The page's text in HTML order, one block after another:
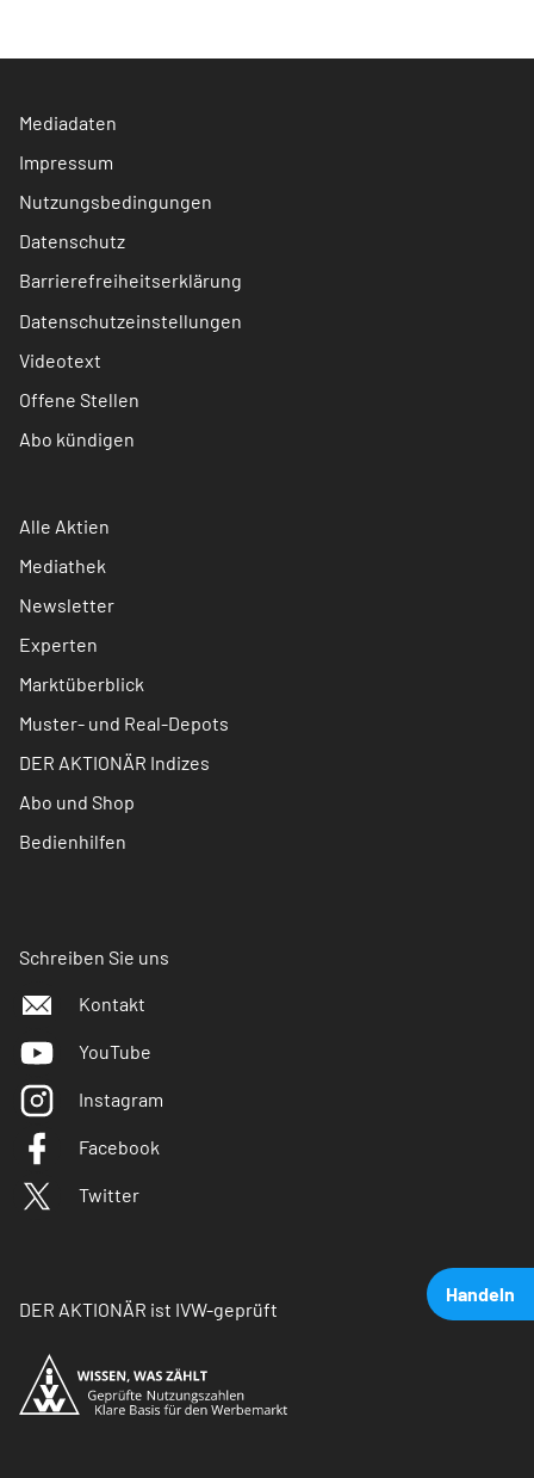
Handeln
Mediadaten
Impressum
Nutzungsbedingungen
Datenschutz
Barrierefreiheitserklärung
Datenschutzeinstellungen
Videotext
Offene Stellen
Abo kündigen
Alle Aktien
Mediathek
Newsletter
Experten
Marktüberblick
Muster- und Real-Depots
DER AKTIONÄR Indizes
Abo und Shop
Bedienhilfen
Schreiben Sie uns
Kontakt
YouTube
Instagram
Facebook
Twitter
DER AKTIONÄR ist IVW-geprüft